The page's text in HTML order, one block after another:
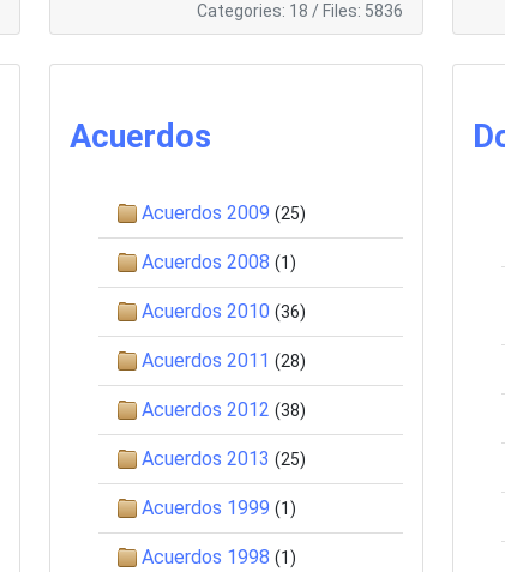
Categories: 18 / Files: 5836
Acuerdos
Acuerdos 2009 (25)
Acuerdos 2008 (1)
Acuerdos 2010 (36)
Acuerdos 2011 (28)
Acuerdos 2012 (38)
Acuerdos 2013 (25)
Acuerdos 1999 (1)
Acuerdos 1998 (1)